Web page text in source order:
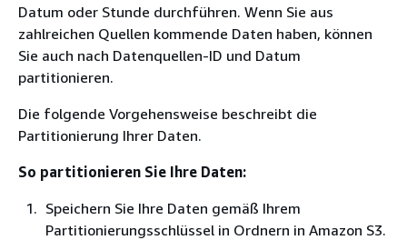
Datum oder Stunde durchführen. Wenn Sie aus
zahlreichen Quellen kommende Daten haben, können
Sie auch nach Datenquellen-ID und Datum
partitionieren.
Die folgende Vorgehensweise beschreibt die
Partitionierung Ihrer Daten.
So partitionieren Sie Ihre Daten:
Speichern Sie Ihre Daten gemäß Ihrem
Partitionierungsschlüssel in Ordnern in Amazon S3.